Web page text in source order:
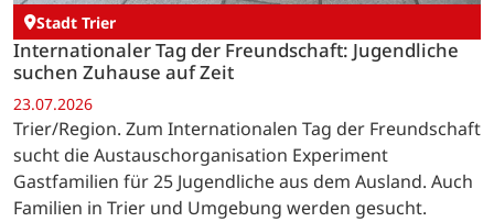
Stadt Trier
Internationaler Tag der Freundschaft: Jugendliche
suchen Zuhause auf Zeit
23.07.2026
Trier/Region. Zum Internationalen Tag der Freundschaft
sucht die Austauschorganisation Experiment
Gastfamilien für 25 Jugendliche aus dem Ausland. Auch
Familien in Trier und Umgebung werden gesucht.